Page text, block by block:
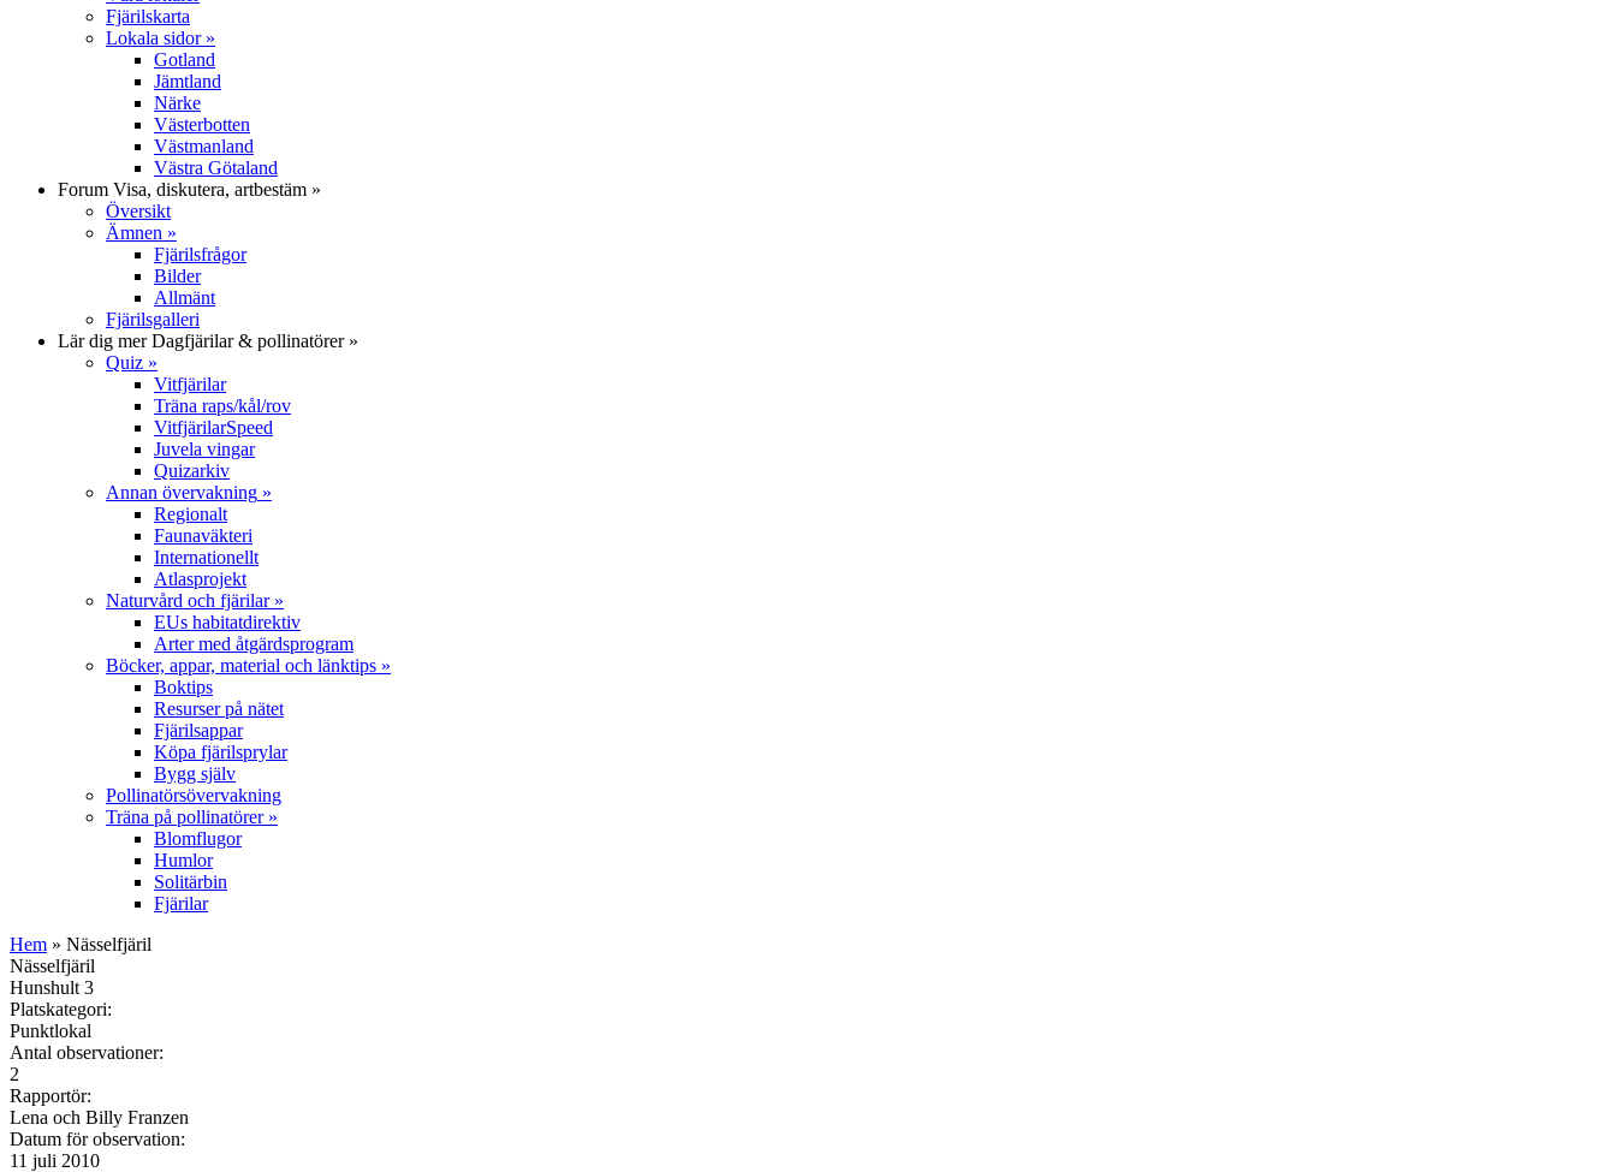
Fjärilskarta
Lokala sidor»
Gotland
Jämtland
Närke
Västerbotten
Västmanland
Västra Götaland
Forum Visa, diskutera, artbestäm »
Översikt
Ämnen »
Fjärilsfrågor
Bilder
Allmänt
Fjärilsgalleri
Lär dig merDagfjärilar & pollinatörer»
Quiz »
Vitfjärilar
Träna raps/kål/rov
VitfjärilarSpeed
Juvela vingar
Quizarkiv
Annan övervakning »
Regionalt
Faunaväkteri
Internationellt
Atlasprojekt
Naturvård och fjärilar»
EUs habitatdirektiv
Arter med åtgärdsprogram
Böcker, appar, material och länktips »
Boktips
Resurser på nätet
Fjärilsappar
Köpa fjärilsprylar
Bygg själv
Pollinatörsövervakning
Träna på pollinatörer»
Blomflugor
Humlor
Solitärbin
Fjärilar
Hem » Nässelfjäril
Nässelfjäril
Hunshult 3
Platskategori:
Punktlokal
Antal observationer:
2
Rapportör:
Lena och Billy Franzen
Datum för observation:
11 juli 2010